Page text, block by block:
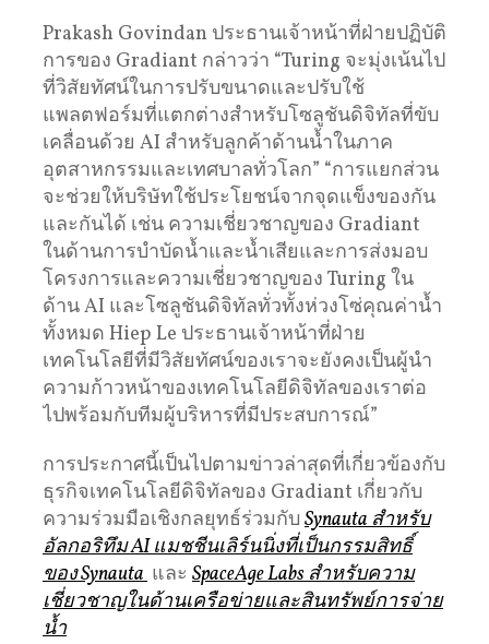
Prakash Govindan ประธานเจ้าหน้าที่ฝ่ายปฏิบัติ
การของ Gradiant กล่าวว่า “Turing จะมุ่งเน้นไป
ที่วิสัยทัศน์ในการปรับขนาดและปรับใช้
แพลตฟอร์มที่แตกต่างสำหรับโซลูชันดิจิทัลที่ขับ
เคลื่อนด้วย AI สำหรับลูกค้าด้านน้ำในภาค
อุตสาหกรรมและเทศบาลทั่วโลก” “การแยกส่วน
จะช่วยให้บริษัทใช้ประโยชน์จากจุดแข็งของกัน
และกันได้ เช่น ความเชี่ยวชาญของ Gradiant
ในด้านการบำบัดน้ำและน้ำเสียและการส่งมอบ
โครงการและความเชี่ยวชาญของ Turing ใน
ด้าน AI และโซลูชันดิจิทัลทั่วทั้งห่วงโซ่คุณค่าน้ำ
ทั้งหมด Hiep Le ประธานเจ้าหน้าที่ฝ่าย
เทคโนโลยีที่มีวิสัยทัศน์ของเราจะยังคงเป็นผู้นำ
ความก้าวหน้าของเทคโนโลยีดิจิทัลของเราต่อ
ไปพร้อมกับทีมผู้บริหารที่มีประสบการณ์”
การประกาศนี้เป็นไปตามข่าวล่าสุดที่เกี่ยวข้องกับ
ธุรกิจเทคโนโลยีดิจิทัลของ Gradiant เกี่ยวกับ
ความร่วมมือเชิงกลยุทธ์ร่วมกับ Synauta สำหรับ
อัลกอริทึม AI แมชชีนเลิร์นนิ่งที่เป็นกรรมสิทธิ์
ของ Synauta และ SpaceAge Labs สำหรับความ
เชี่ยวชาญในด้านเครือข่ายและสินทรัพย์การจ่าย
น้ำ